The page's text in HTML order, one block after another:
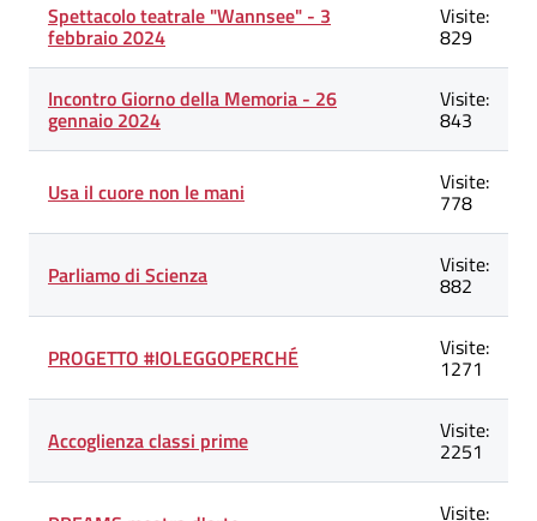
Comunicazioni
Notizie
Eventi
Spettacolo teatrale "Wannsee" - 3
febbraio 2024
Visite:
829
Incontro Giorno della Memoria - 26
gennaio 2024
Visite:
843
Usa il cuore non le mani Visite:
778
Parliamo di Scienza Visite:
882
PROGETTO #IOLEGGOPERCHÉ Visite:
1271
Accoglienza classi prime Visite:
2251
Visite: